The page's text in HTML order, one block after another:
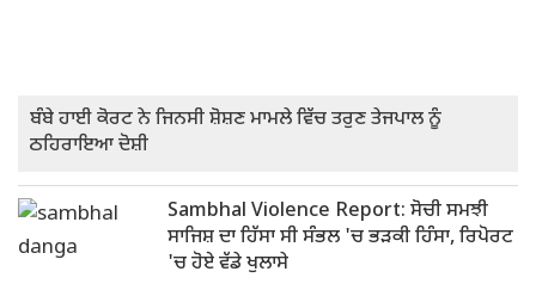
ਬੰਬੇ ਹਾਈ ਕੋਰਟ ਨੇ ਜਿਨਸੀ ਸ਼ੋਸ਼ਣ ਮਾਮਲੇ ਵਿੱਚ ਤਰੁਣ ਤੇਜਪਾਲ ਨੂੰ
ਠਹਿਰਾਇਆ ਦੋਸ਼ੀ
Sambhal Violence Report: ਸੋਚੀ ਸਮਝੀ
ਸਾਜਿਸ਼ ਦਾ ਹਿੱਸਾ ਸੀ ਸੰਭਲ 'ਚ ਭੜਕੀ ਹਿੰਸਾ, ਰਿਪੋਰਟ
'ਚ ਹੋਏ ਵੱਡੇ ਖੁਲਾਸੇ